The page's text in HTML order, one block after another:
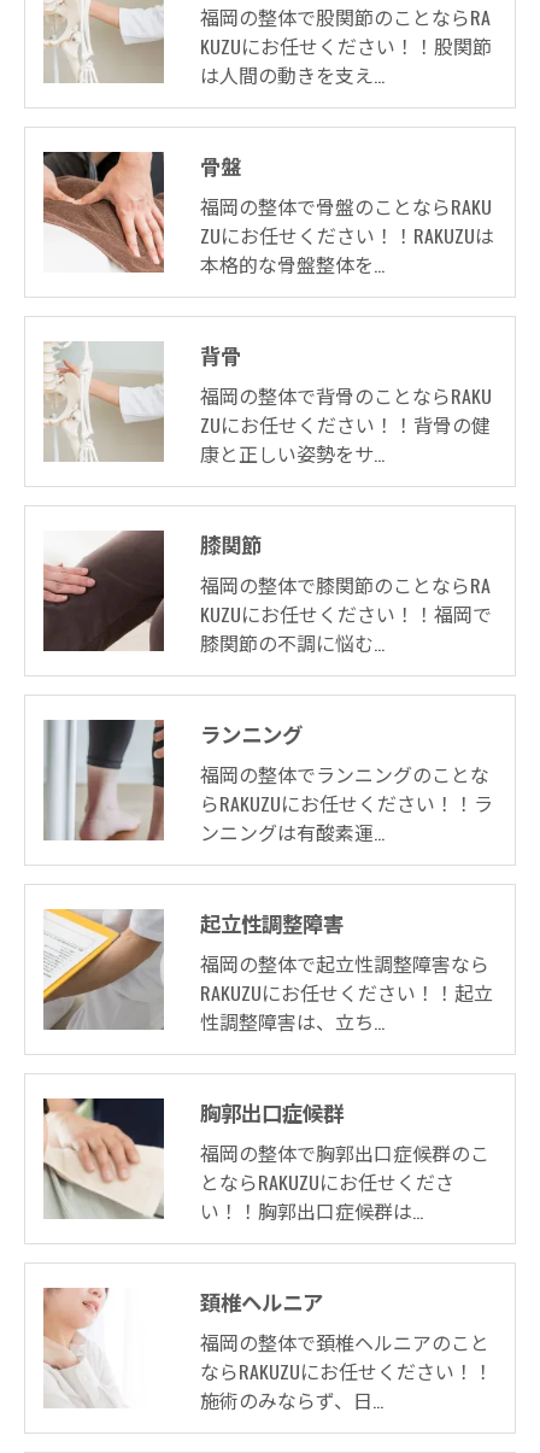
福岡の整体で股関節のことならRA
KUZUにお任せください！！股関節
は人間の動きを支え…
骨盤
福岡の整体で骨盤のことならRAKU
ZUにお任せください！！RAKUZUは
本格的な骨盤整体を…
背骨
福岡の整体で背骨のことならRAKU
ZUにお任せください！！背骨の健
康と正しい姿勢をサ…
膝関節
福岡の整体で膝関節のことならRA
KUZUにお任せください！！福岡で
膝関節の不調に悩む…
ランニング
福岡の整体でランニングのことな
らRAKUZUにお任せください！！ラ
ンニングは有酸素運…
起立性調整障害
福岡の整体で起立性調整障害なら
RAKUZUにお任せください！！起立
性調整障害は、立ち…
胸郭出口症候群
福岡の整体で胸郭出口症候群のこ
とならRAKUZUにお任せくださ
い！！胸郭出口症候群は…
頚椎ヘルニア
福岡の整体で頚椎ヘルニアのこと
ならRAKUZUにお任せください！！
施術のみならず、日…